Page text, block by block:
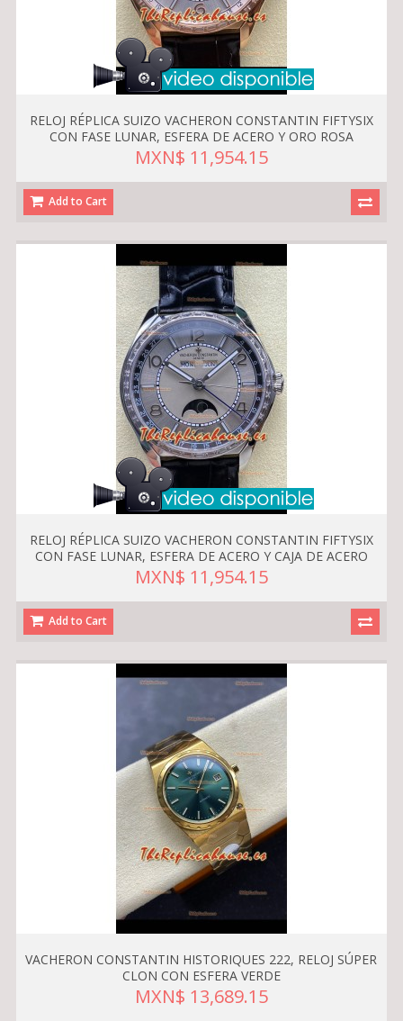
RELOJ RÉPLICA SUIZO VACHERON CONSTANTIN FIFTYSIX
CON FASE LUNAR, ESFERA DE ACERO Y ORO ROSA
MXN$ 11,954.15
Add to Cart
RELOJ RÉPLICA SUIZO VACHERON CONSTANTIN FIFTYSIX
CON FASE LUNAR, ESFERA DE ACERO Y CAJA DE ACERO
MXN$ 11,954.15
Add to Cart
VACHERON CONSTANTIN HISTORIQUES 222, RELOJ SÚPER
CLON CON ESFERA VERDE
MXN$ 13,689.15